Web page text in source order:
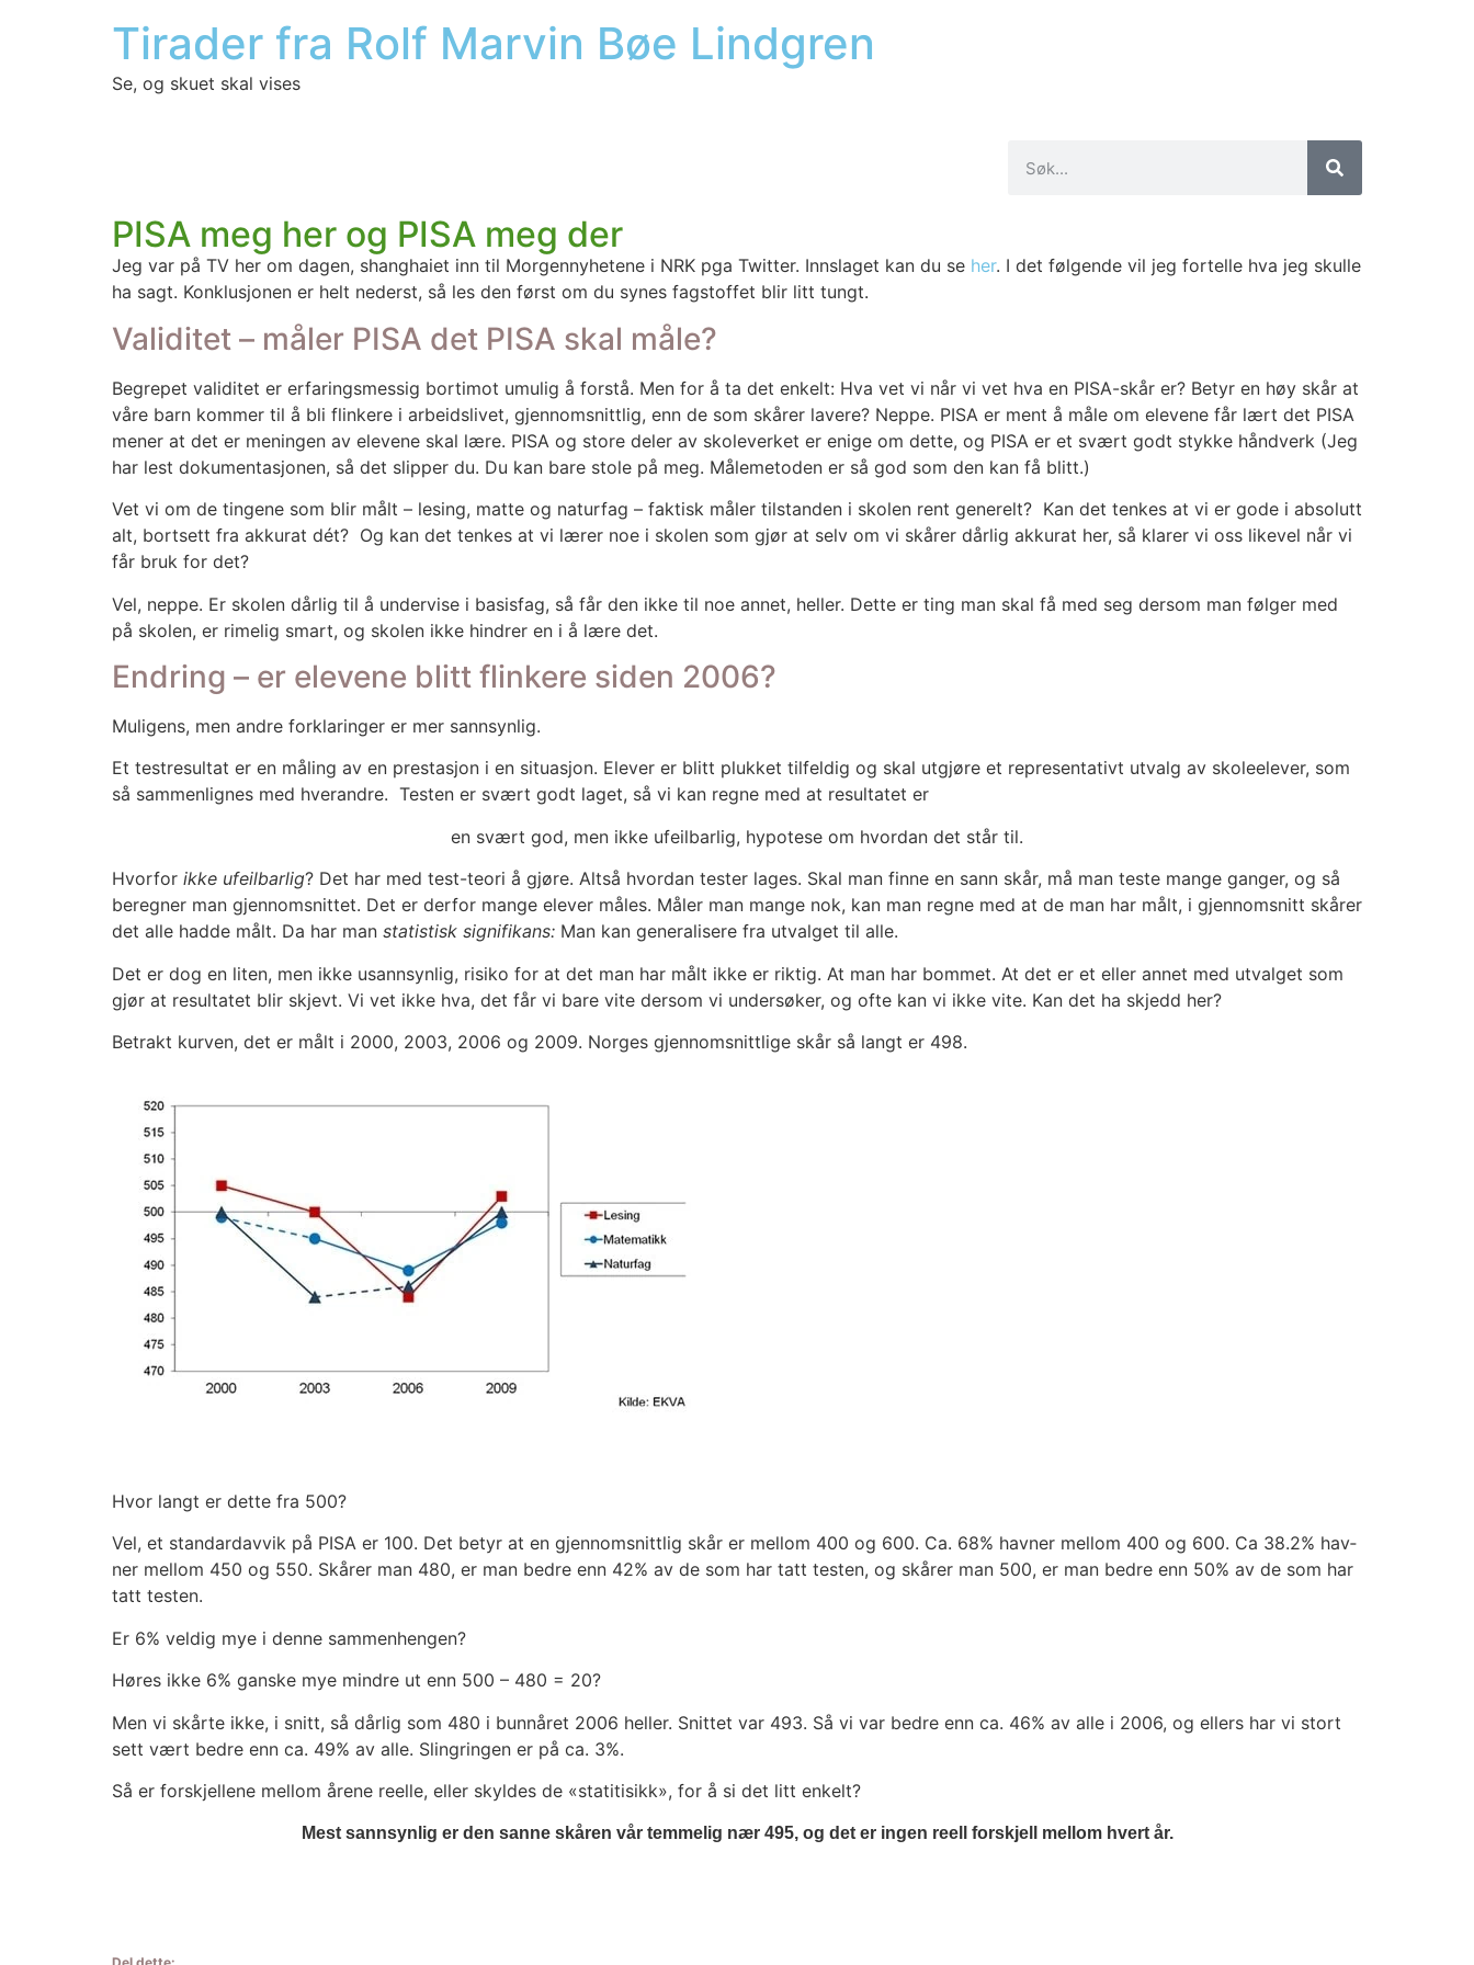
Tirader fra Rolf Marvin Bøe Lindgren
Se, og skuet skal vises
PISA meg her og PISA meg der
Jeg var på TV her om dagen, shang­hai­et inn til Mor­gen­ny­he­te­ne i NRK pga Twit­ter. Inn­sla­get kan du se her. I det føl­gen­de vil jeg for­tel­le hva jeg skul­le
ha sagt. Kon­klu­sjo­nen er helt nederst, så les den først om du synes fag­stof­fet blir litt tungt.
Validitet – måler PISA det PISA skal måle?
Begre­pet vali­di­tet er erfa­rings­mes­sig bort­imot umu­lig å for­stå. Men for å ta det enkelt: Hva vet vi når vi vet hva en PISA-skår er? Betyr en høy skår at
våre barn kom­mer til å bli flin­ke­re i arbeids­li­vet, gjen­nom­snitt­lig, enn de som skå­rer lave­re? Nep­pe. PISA er ment å måle om ele­ve­ne får lært det PISA
mener at det er menin­gen av ele­ve­ne skal lære. PISA og sto­re deler av skole­ver­ket er eni­ge om det­te, og PISA er et svært godt styk­ke hånd­verk (Jeg
har lest doku­men­ta­sjo­nen, så det slip­per du. Du kan bare sto­le på meg. Måle­me­to­den er så god som den kan få blitt.)
Vet vi om de tin­ge­ne som blir målt – lesing, mat­te og natur­fag – fak­tisk måler til­stan­den i sko­len rent gene­relt? Kan det ten­kes at vi er gode i abso­lutt
alt, bort­sett fra akku­rat dét? Og kan det ten­kes at vi lærer noe i sko­len som gjør at selv om vi skå­rer dår­lig akku­rat her, så kla­rer vi oss like­vel når vi
får bruk for det?
Vel, nep­pe. Er sko­len dår­lig til å under­vi­se i basis­fag, så får den ikke til noe annet, hel­ler. Det­te er ting man skal få med seg der­som man føl­ger med
på sko­len, er rime­lig smart, og sko­len ikke hind­rer en i å lære det.
Endring – er elevene blitt flinkere siden 2006?
Muli­gens, men and­re for­kla­rin­ger er mer sann­syn­lig.
Et test­re­sul­tat er en måling av en pre­sta­sjon i en situa­sjon. Ele­ver er blitt pluk­ket til­fel­dig og skal utgjø­re et repre­sen­ta­tivt utvalg av skole­ele­ver, som
så sam­men­lig­nes med hver­and­re. Tes­ten er svært godt laget, så vi kan reg­ne med at resul­ta­tet er
en svært god, men ikke ufeil­bar­lig, hypo­te­se om hvor­dan det står til.
Hvor­for ikke ufeil­bar­lig? Det har med test-teori å gjø­re. Alt­så hvor­dan tes­ter lages. Skal man fin­ne en sann skår, må man tes­te man­ge gan­ger, og så
bereg­ner man gjen­nom­snit­tet. Det er der­for man­ge ele­ver måles. Måler man man­ge nok, kan man reg­ne med at de man har målt, i gjen­nom­snitt skå­rer
det alle had­de målt. Da har man sta­tis­tisk sig­ni­fi­kans: Man kan gene­ra­li­se­re fra utval­get til alle.
Det er dog en liten, men ikke usann­syn­lig, risi­ko for at det man har målt ikke er rik­tig. At man har bom­met. At det er et eller annet med utval­get som
gjør at resul­ta­tet blir skjevt. Vi vet ikke hva, det får vi bare vite der­som vi under­sø­ker, og ofte kan vi ikke vite. Kan det ha skjedd her?
Betrakt kur­ven, det er målt i 2000, 2003, 2006 og 2009. Nor­ges gjen­nom­snitt­li­ge skår så langt er 498.
Hvor langt er det­te fra 500?
Vel, et stan­dard­av­vik på PISA er 100. Det betyr at en gjen­nom­snitt­lig skår er mel­lom 400 og 600. Ca. 68% hav­ner mel­lom 400 og 600. Ca 38.2% hav­
ner mel­lom 450 og 550. Skå­rer man 480, er man bed­re enn 42% av de som har tatt tes­ten, og skå­rer man 500, er man bed­re enn 50% av de som har
tatt tes­ten.
Er 6% vel­dig mye i den­ne sam­men­hen­gen?
Høres ikke 6% gans­ke mye mind­re ut enn 500 – 480 = 20?
Men vi skår­te ikke, i snitt, så dår­lig som 480 i bunn­året 2006 hel­ler. Snit­tet var 493. Så vi var bed­re enn ca. 46% av alle i 2006, og ellers har vi stort
sett vært bed­re enn ca. 49% av alle. Sling­rin­gen er på ca. 3%.
Så er for­skjel­le­ne mel­lom åre­ne reel­le, eller skyl­des de «statiti­sikk», for å si det litt enkelt?
Mest sann­syn­lig er den san­ne skå­ren vår tem­me­lig nær 495, og det er ingen reell for­skjell mel­lom hvert år.